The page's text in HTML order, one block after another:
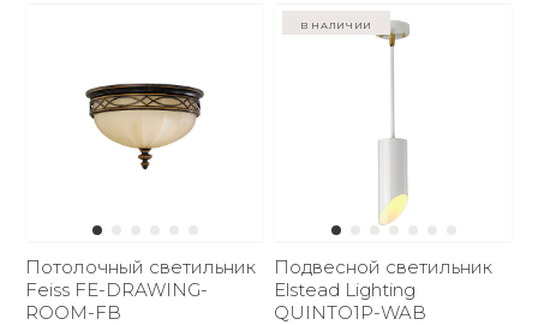
Потолочный светильник
Feiss FE-DRAWING-
ROOM-FB
в наличии
Подвесной светильник
Elstead Lighting
QUINTO1P-WAB